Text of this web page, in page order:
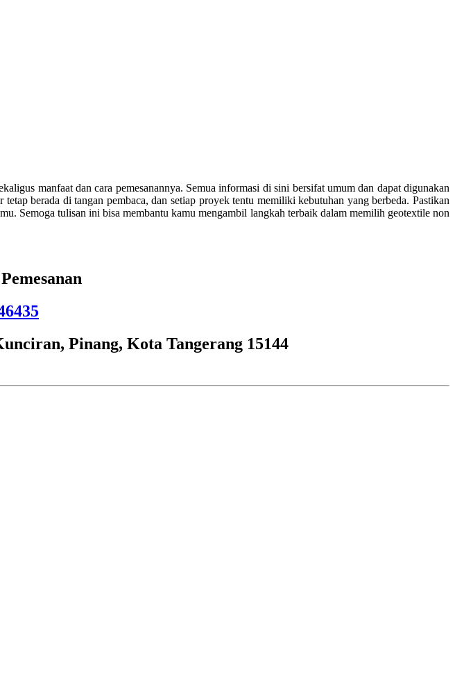
manfaat dan cara pemesanannya. Semua informasi di sini bersifat umum dan dapat digunakan
berada di tangan pembaca, dan setiap proyek tentu memiliki kebutuhan yang berbeda. Pastikan
Semoga tulisan ini bisa membantu kamu mengambil langkah terbaik dalam memilih geotextile non
Pinang, Kota Tangerang 15144